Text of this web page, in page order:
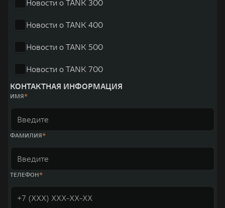
Новости о TANK 300
Новости о TANK 400
Новости о TANK 500
Новости о TANK 700
КОНТАКТНАЯ ИНФОРМАЦИЯ
ИМЯ
ФАМИЛИЯ
ТЕЛЕФОН